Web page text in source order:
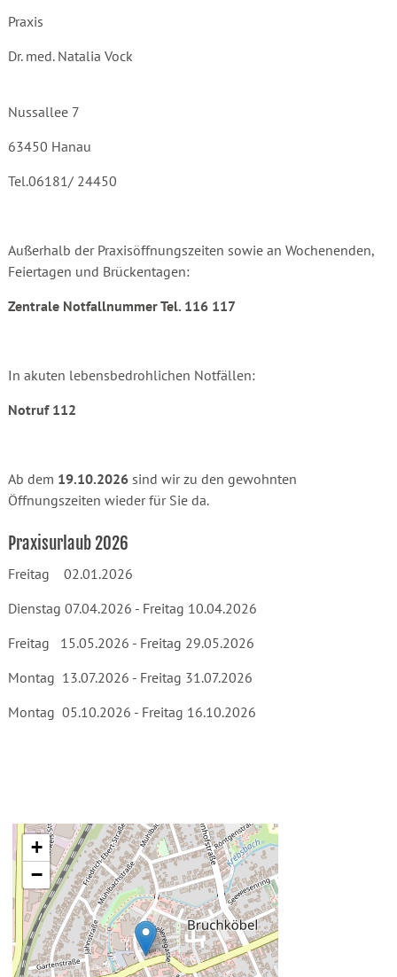
Praxis
Dr. med. Natalia Vock
Nussallee 7
63450 Hanau
Tel.06181/ 24450
Außerhalb der Praxisöffnungszeiten sowie an Wochenenden,
Feiertagen und Brückentagen:
Zentrale Notfallnummer Tel. 116 117
In akuten lebensbedrohlichen Notfällen:
Notruf 112
Ab dem 19.10.2026sind wir zu den gewohnten
Öffnungszeiten wieder für Sie da.
Praxisurlaub 2026
Freitag 02.01.2026
Dienstag 07.04.2026 - Freitag 10.04.2026
Freitag 15.05.2026 - Freitag 29.05.2026
Montag 13.07.2026 - Freitag 31.07.2026
Montag 05.10.2026 - Freitag 16.10.2026
+
−